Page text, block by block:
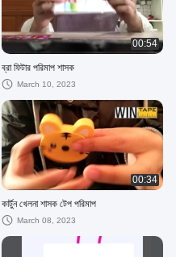
00:54
ব্রা ফিটার পরিমাপ শাসক
March 10, 2023
00:34
কার্টুন খেলনা শাসক টেপ পরিমাপ
March 08, 2023